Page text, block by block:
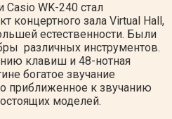
WK-240 стал
зала Virtual Hall,
естественности. Были
различных инструментов.
клавиш и 48-нотная
богатое звучание
приближенное к звучанию
моделей.